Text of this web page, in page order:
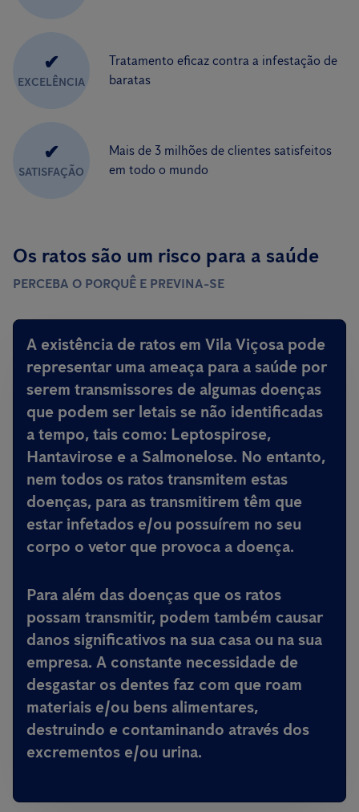
✔
EXCELÊNCIA
Tratamento eficaz contra a infestação de
baratas
✔
SATISFAÇÃO
Mais de 3 milhões de clientes satisfeitos
em todo o mundo
Os ratos são um risco para a saúde
PERCEBA O PORQUÊ E PREVINA-SE
A existência de ratos em Vila Viçosa pode
representar uma ameaça para a saúde por
serem transmissores de algumas doenças
que podem ser letais se não identificadas
a tempo, tais como: Leptospirose,
Hantavirose e a Salmonelose. No entanto,
nem todos os ratos transmitem estas
doenças, para as transmitirem têm que
estar infetados e/ou possuírem no seu
corpo o vetor que provoca a doença.
Para além das doenças que os ratos
possam transmitir, podem também causar
danos significativos na sua casa ou na sua
empresa. A constante necessidade de
desgastar os dentes faz com que roam
materiais e/ou bens alimentares,
destruindo e contaminando através dos
excrementos e/ou urina.